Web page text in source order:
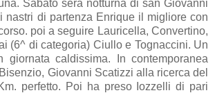
Sabato sera notturna di san Giovanni
nastri di partenza Enrique il migliore con
poi a seguire Lauricella, Convertino,
(6^ di categoria) Ciullo e Tognaccini. Un
giornata caldissima. In contemporanea
Giovanni Scatizzi alla ricerca del
perfetto. Poi ha preso Iozzelli di pari